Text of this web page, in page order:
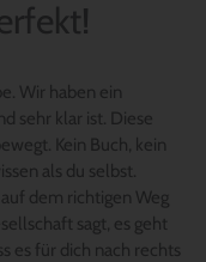
Wir haben ein
sehr klar ist. Diese
Kein Buch, kein
als du selbst.
dem richtigen Weg
sagt, es geht
es für dich nach rechts